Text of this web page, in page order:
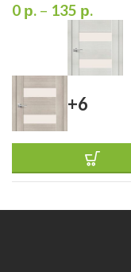
0 р. – 135 р.
+6